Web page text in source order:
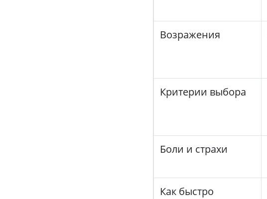
Возражения
Критерии выбора
Боли и страхи
Как быстро